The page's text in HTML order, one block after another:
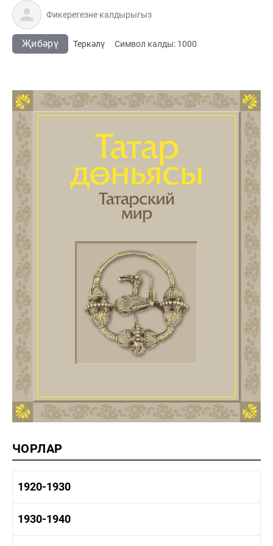
Җибәрү Теркәлү Cимвол калды: 1000
ЧОРЛАР
1920-1930
1920-1930 тарих
1920-1930 мәдәният
1930-1940